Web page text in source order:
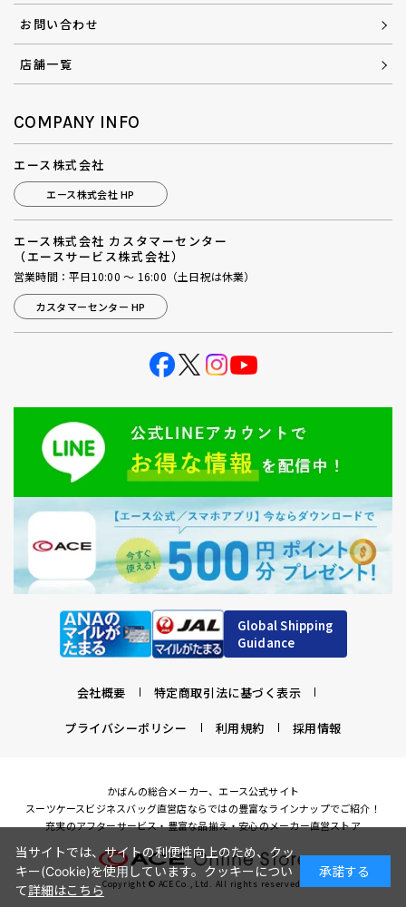
お問い合わせ
店舗一覧
COMPANY INFO
エース株式会社
エース株式会社 HP
エース株式会社 カスタマーセンター
（エースサービス株式会社）
営業時間：平日10:00 ～ 16:00（土日祝は休業）
カスタマーセンター HP
Global Shipping
Guidance
会社概要 特定商取引法に基づく表示
プライバシーポリシー 利用規約 採用情報
かばんの総合メーカー、エース公式サイト
スーツケースビジネスバッグ直営店ならではの豊富なラインナップでご紹介！
充実のアフターサービス・豊富な品揃え・安心のメーカー直営ストア
Copyright © ACE Co., Ltd. All rights reserved.
当サイトでは、サイトの利便性向上のため、クッ
キー(Cookie)を使用しています。クッキーについ
て詳細はこちら
承諾する